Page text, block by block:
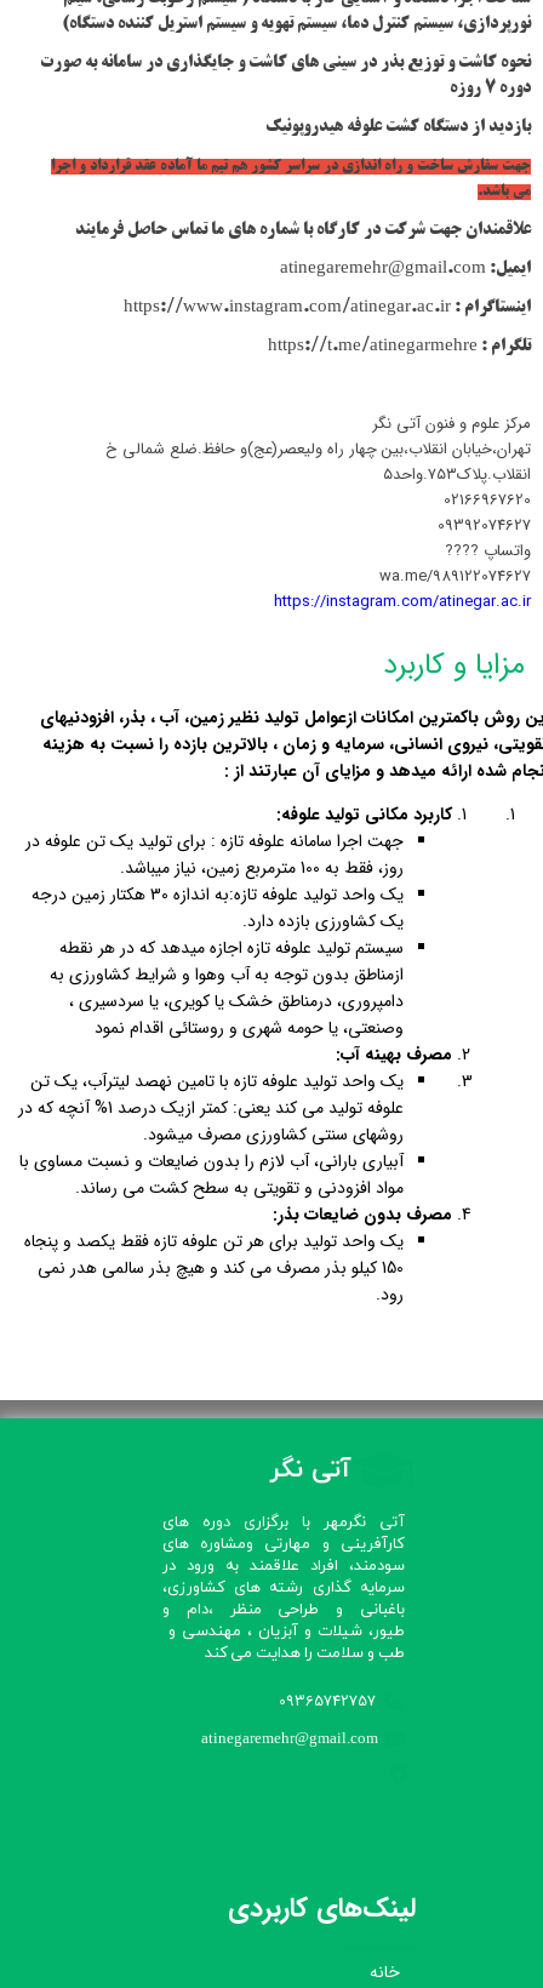
نورپردازی، سیستم کنترل دما، سیستم تهویه و سیستم استریل کننده دستگاه)
نحوه کاشت و توزیع بذر در سینی های کاشت و جایگذاری در سامانه به صورت
دوره 7 روزه
بازدید از دستگاه کشت علوفه هیدروپونیک
جهت سفارش ساخت و راه اندازی در سراسر کشور هم تیم ما آماده عقد قرارداد و اجرا
می باشد.
علاقمندان جهت شرکت در کارگاه با شماره های ما تماس حاصل فرمایند
ایمیل: atinegaremehr@gmail.com
اینستاگرام : https://www.instagram.com/atinegar.ac.ir
تلگرام : https://t.me/atinegarmehre
مرکز علوم و فنون آتی نگر
تهران،خیابان انقلاب،بین چهار راه ولیعصر(عج)و حافظ.ضلع شمالی خ
انقلاب.پلاک۷۵۳.واحد۵
02166967620
09392074627
واتساپ ????
wa.me/989122074627
https://instagram.com/atinegar.ac.ir
مزایا و کاربرد
روش باکمترین امکانات ازعوامل تولید نظیر زمین، آب ، بذر، افزودنیهای
نیروی انسانی، سرمایه و زمان ، بالاترین بازده را نسبت به هزینه
شده ارائه میدهد و مزایای آن عبارتند از :
کاربرد مکانی تولید علوفه:
جهت اجرا سامانه علوفه تازه : برای تولید یک تن علوفه در
روز، فقط به 100 مترمربع زمین، نیاز میباشد.
یک واحد تولید علوفه تازه:به اندازه 30 هکتار زمین درجه
یک کشاورزی بازده دارد.
سیستم تولید علوفه تازه اجازه میدهد که در هر نقطه
ازمناطق بدون توجه به آب وهوا و شرایط کشاورزی به
دامپروری، درمناطق خشک یا کویری، یا سردسیری ،
وصنعتی، یا حومه شهری و روستائی اقدام نمود
مصرف بهینه آب:
یک واحد تولید علوفه تازه با تامین نهصد لیترآب، یک تن
علوفه تولید می کند یعنی: کمتر ازیک درصد 1% آنچه که در
روشهای سنتی کشاورزی مصرف میشود.
آبیاری بارانی، آب لازم را بدون ضایعات و نسبت مساوی با
مواد افزودنی و تقویتی به سطح کشت می رساند.
مصرف بدون ضایعات بذر:
یک واحد تولید برای هر تن علوفه تازه فقط یکصد و پنجاه
150 کیلو بذر مصرف می کند و هیچ بذر سالمی هدر نمی
رود.
آتی نگر
آتی نگرمهر با برگزاری دوره های
کارآفرینی و مهارتی ومشاوره های
سودمند، افراد علاقمند به ورود در
سرمایه گذاری رشته های کشاورزی،
باغبانی و طراحی منظر ،دام و
طیور، شیلات و آبزیان ، مهندسی و
طب و سلامت را هدایت می کند​​​​​​​
09365742757
atinegaremehr@gmail.com
لینک‌های کاربردی
خانه